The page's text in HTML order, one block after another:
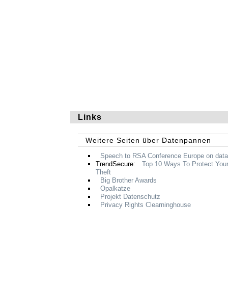
Links
Weitere Seiten über Datenpannen
Speech to RSAConference Europe on
TrendSecure:
Top 10 Ways To Protect
Theft
Big Brother Awards
Opalkatze
Projekt Datenschutz
Privacy Rights Clearninghouse